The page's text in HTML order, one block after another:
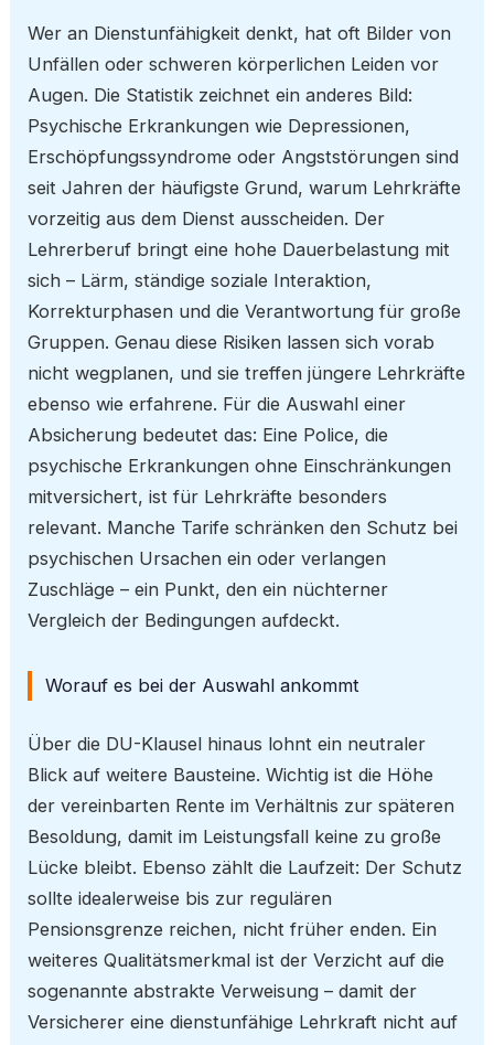
Wer an Dienstunfähigkeit denkt, hat oft Bilder von
Unfällen oder schweren körperlichen Leiden vor
Augen. Die Statistik zeichnet ein anderes Bild:
Psychische Erkrankungen wie Depressionen,
Erschöpfungssyndrome oder Angststörungen sind
seit Jahren der häufigste Grund, warum Lehrkräfte
vorzeitig aus dem Dienst ausscheiden. Der
Lehrerberuf bringt eine hohe Dauerbelastung mit
sich – Lärm, ständige soziale Interaktion,
Korrekturphasen und die Verantwortung für große
Gruppen. Genau diese Risiken lassen sich vorab
nicht wegplanen, und sie treffen jüngere Lehrkräfte
ebenso wie erfahrene. Für die Auswahl einer
Absicherung bedeutet das: Eine Police, die
psychische Erkrankungen ohne Einschränkungen
mitversichert, ist für Lehrkräfte besonders
relevant. Manche Tarife schränken den Schutz bei
psychischen Ursachen ein oder verlangen
Zuschläge – ein Punkt, den ein nüchterner
Vergleich der Bedingungen aufdeckt.
Worauf es bei der Auswahl ankommt
Über die DU-Klausel hinaus lohnt ein neutraler
Blick auf weitere Bausteine. Wichtig ist die Höhe
der vereinbarten Rente im Verhältnis zur späteren
Besoldung, damit im Leistungsfall keine zu große
Lücke bleibt. Ebenso zählt die Laufzeit: Der Schutz
sollte idealerweise bis zur regulären
Pensionsgrenze reichen, nicht früher enden. Ein
weiteres Qualitätsmerkmal ist der Verzicht auf die
sogenannte abstrakte Verweisung – damit der
Versicherer eine dienstunfähige Lehrkraft nicht auf